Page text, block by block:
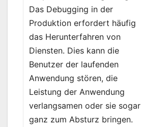
Das Debugging in der
Produktion erfordert häufig
das Herunterfahren von
Diensten. Dies kann die
Benutzer der laufenden
Anwendung stören, die
Leistung der Anwendung
verlangsamen oder sie sogar
ganz zum Absturz bringen.